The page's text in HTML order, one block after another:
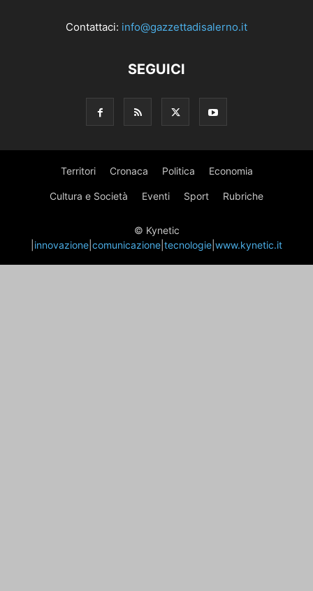
Contattaci: info@gazzettadisalerno.it
SEGUICI
Territori Cronaca Politica Economia
Cultura e Società Eventi Sport Rubriche
© Kynetic
innovazione comunicazione tecnologie www.kynetic.it